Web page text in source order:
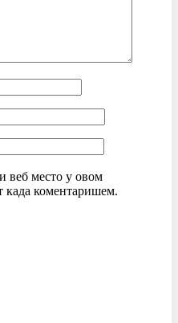
веб место у овом
када коментаришем.